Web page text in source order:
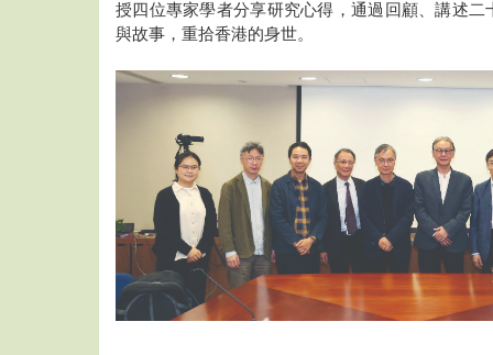
授四位專家學者分享研究心得，通過回顧、講述
與故事，重拾香港的身世。